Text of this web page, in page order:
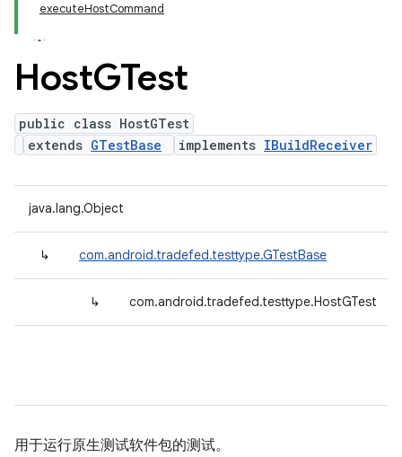
executeHostCommand
HostGTest
public class HostGTest
extends GTestBase implements IBuildReceiver
java.lang.Object
↳ com.android.tradefed.testtype.GTestBase
↳ com.android.tradefed.testtype.HostGTest
用于运行原生测试软件包的测试。